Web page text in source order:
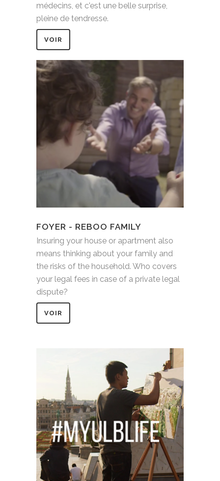
médecins, et c'est une belle surprise,
pleine de tendresse.
VOIR
FOYER - REBOO FAMILY
Insuring your house or apartment also
means thinking about your family and
the risks of the household. Who covers
your legal fees in case of a private legal
dispute?
VOIR